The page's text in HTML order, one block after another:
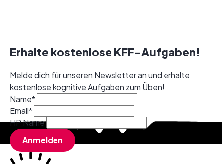
Erhalte kostenlose KFF-Aufgaben!
Melde dich für unseren Newsletter an und erhalte
kostenlose kognitive Aufgaben zum Üben!
Name*
Email*
HP Name
Anmelden